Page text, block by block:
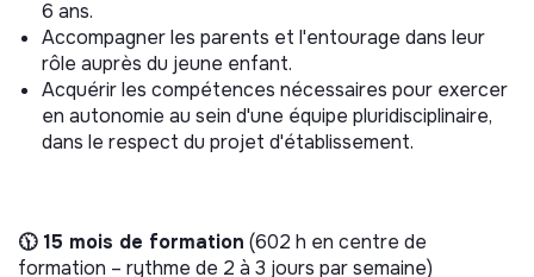
6 ans.
Accompagner les parents et l'entourage dans leur
rôle auprès du jeune enfant.
Acquérir les compétences nécessaires pour exercer
en autonomie au sein d'une équipe pluridisciplinaire,
dans le respect du projet d'établissement.
🕦 15 mois de formation (602 h en centre de
formation – rythme de 2 à 3 jours par semaine)